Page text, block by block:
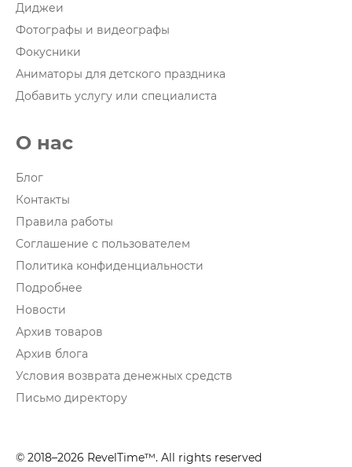
Диджеи
Фотографы и видеографы
Фокусники
Аниматоры для детского праздника
Добавить услугу или специалиста
О нас
Блог
Контакты
Правила работы
Соглашение с пользователем
Политика конфиденциальности
Подробнее
Новости
Архив товаров
Архив блога
Условия возврата денежных средств
Письмо директору
© 2018–2026 RevelTime™. All rights reserved